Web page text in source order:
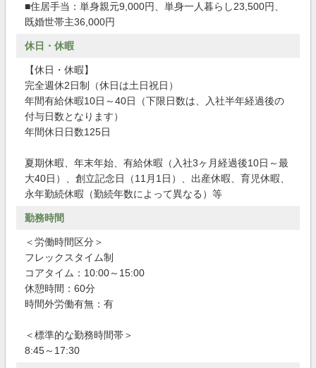
■住居手当：単身親元9,000円、単身一人暮らし23,500円、
既婚世帯主36,000円
休日・休暇
【休日・休暇】
完全週休2日制（休日は土日祝日）
年間有給休暇10日～40日（下限日数は、入社半年経過後の
付与日数となります）
年間休日日数125日
夏期休暇、年末年始、有給休暇（入社3ヶ月経過後10日～最
大40日）、創立記念日（11月1日）、出産休暇、育児休暇、
永年勤続休暇（勤続年数によって異なる）等
勤務時間
＜労働時間区分＞
フレックスタイム制
コアタイム：10:00～15:00
休憩時間：60分
時間外労働有無：有
＜標準的な勤務時間帯＞
8:45～17:30